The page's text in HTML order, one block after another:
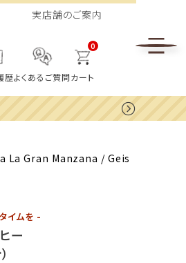
実店舗のご案内
歴よくあるご質問
0
カート
La Gran Manzana / Geis
イムを -
ー